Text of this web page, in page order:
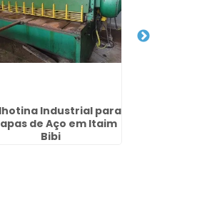
Industrial para
de Aço em Itaim
Bibi